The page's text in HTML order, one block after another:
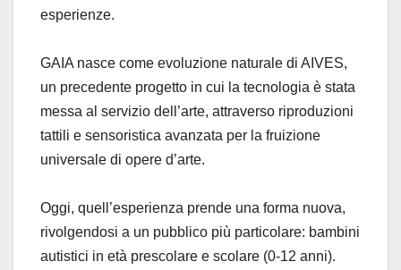
esperienze.
GAIA nasce come evoluzione naturale di AIVES,
un precedente progetto in cui la tecnologia è stata
messa al servizio dell’arte, attraverso riproduzioni
tattili e sensoristica avanzata per la fruizione
universale di opere d’arte.
Oggi, quell’esperienza prende una forma nuova,
rivolgendosi a un pubblico più particolare: bambini
autistici in età prescolare e scolare (0-12 anni).